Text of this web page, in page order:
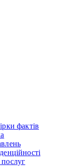
фактів